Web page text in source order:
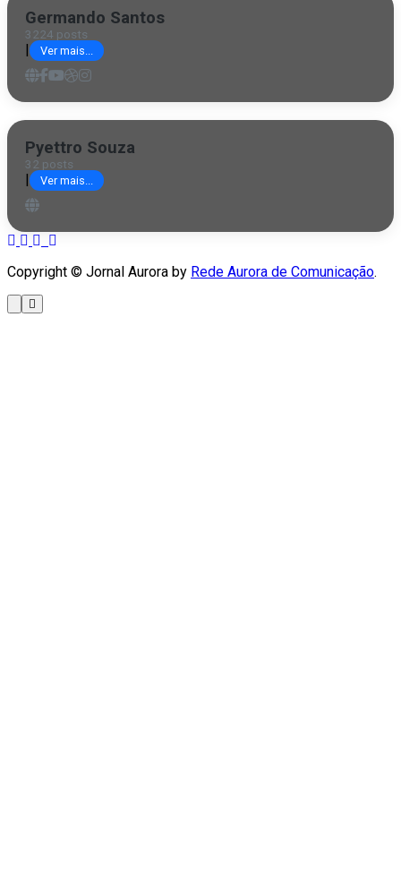
Germando Santos
3224 posts
| Ver mais...
Pyettro Souza
32 posts
| Ver mais...
Copyright © Jornal Aurora by Rede Aurora de Comunicação.